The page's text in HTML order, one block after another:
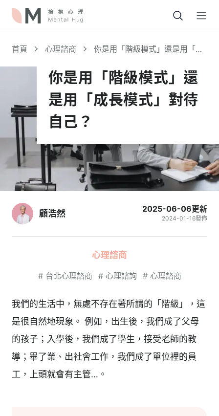
首頁 心理諮商
你是用「階級模式」還是用「成
你是用「階級模式」還
是用「成長模式」對待
自己？
顧浩然 2025-06-06更新
2024-01-16發佈
心理諮商
# 台北心理諮商 # 心理諮詢 # 心理諮商
我們的生活中，無處不存在著所謂的「階級」，這
是很自然地現象。 例如，出生後，我們成了父母
的孩子；入學後，我們成了學生，接受老師的教
導；畢了業、出社會工作，我們成了單位裡的員
工，上頭就會有主管…。